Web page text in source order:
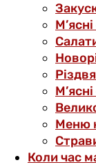
Меню
Коли час